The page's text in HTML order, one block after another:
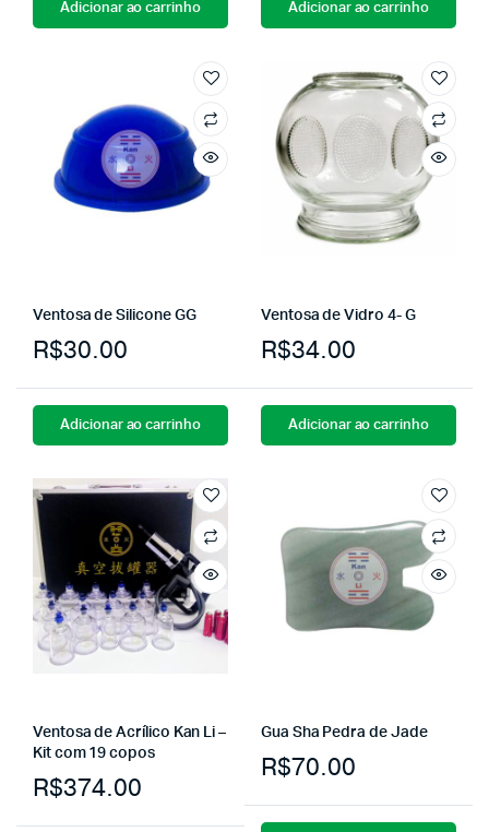
Adicionar ao carrinho Adicionar ao carrinho
Ventosa de Silicone GG
R$30.00
Adicionar ao carrinho
Ventosa de Vidro 4- G
R$34.00
Adicionar ao carrinho
Ventosa de Acrílico Kan Li –
Kit com 19 copos
R$374.00
Gua Sha Pedra de Jade
R$70.00